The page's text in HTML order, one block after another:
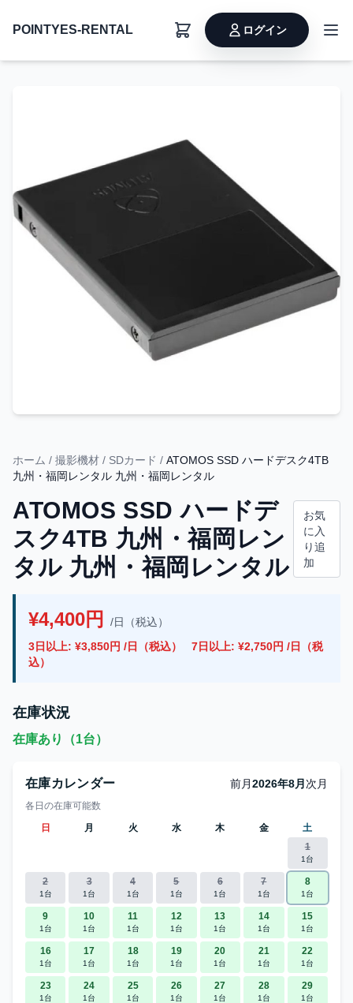
POINTYES-RENTAL ログイン
ホーム / 撮影機材 / SDカード / ATOMOS SSD ハードデスク4TB
九州・福岡レンタル 九州・福岡レンタル
ATOMOS SSD ハードデ
スク4TB 九州・福岡レン
タル 九州・福岡レンタル
お気
に入
り追
加
¥4,400円
/日（税込）
3日以上: ¥3,850円 /日（税込）
7日以上: ¥2,750円 /日（税
込）
在庫状況
在庫あり（1台）
在庫カレンダー 前月2026年8月 次月
各日の在庫可能数
日
月 火 水 木 金
土
1
1台
2
1台
3
1台
4
1台
5
1台
6
1台
7
1台
8
1台
9
1台
10
1台
11
1台
12
1台
13
1台
14
1台
15
1台
16
1台
17
1台
18
1台
19
1台
20
1台
21
1台
22
1台
23
1台
24
1台
25
1台
26
1台
27
1台
28
1台
29
1台